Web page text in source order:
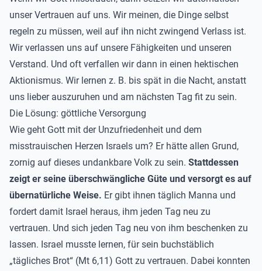
unser Vertrauen auf uns. Wir meinen, die Dinge selbst
regeln zu müssen, weil auf ihn nicht zwingend Verlass ist.
Wir verlassen uns auf unsere Fähigkeiten und unseren
Verstand. Und oft verfallen wir dann in einen hektischen
Aktionismus. Wir lernen z. B. bis spät in die Nacht, anstatt
uns lieber auszuruhen und am nächsten Tag fit zu sein.
Die Lösung: göttliche Versorgung
Wie geht Gott mit der Unzufriedenheit und dem
misstrauischen Herzen Israels um? Er hätte allen Grund,
zornig auf dieses undankbare Volk zu sein. Stattdessen
zeigt er seine überschwängliche Güte und versorgt es auf
übernatürliche Weise. Er gibt ihnen täglich Manna und
fordert damit Israel heraus, ihm jeden Tag neu zu
vertrauen. Und sich jeden Tag neu von ihm beschenken zu
lassen. Israel musste lernen, für sein buchstäblich
„tägliches Brot“ (Mt 6,11) Gott zu vertrauen. Dabei konnten